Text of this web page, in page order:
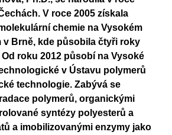
V roce 2005 získala
chemie na Vysokém
v Brně, kde působila čtyři roky
roku 2012 působí na Vysoké
v Ústavu polymerů
technologie. Zabývá se
polymerů, organickými
syntézy polyesterů a
a imobilizovanými enzymy jako